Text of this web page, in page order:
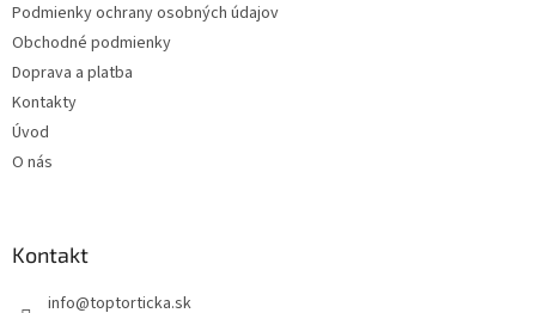
Podmienky ochrany osobných údajov
Obchodné podmienky
Doprava a platba
Kontakty
Úvod
O nás
Kontakt